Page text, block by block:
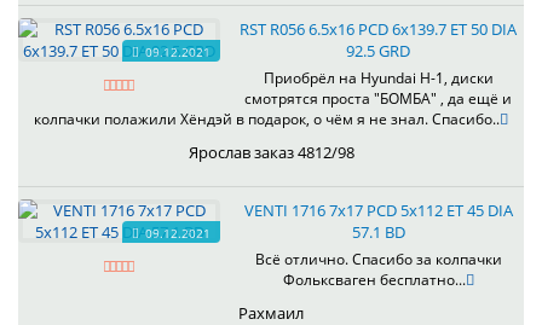
09.12.2021
RST R056 6.5x16 PCD 6x139.7 ET 50 DIA
92.5 GRD
Приобрёл на Hyundai H-1, диски
смотрятся проста "БОМБА" , да ещё и
колпачки полажили Хёндэй в подарок, о чём я не знал. Спасибо..
Ярослав заказ 4812/98
09.12.2021
VENTI 1716 7x17 PCD 5x112 ET 45 DIA
57.1 BD
Всё отлично. Спасибо за колпачки
Фольксваген бесплатно...
Рахмаил